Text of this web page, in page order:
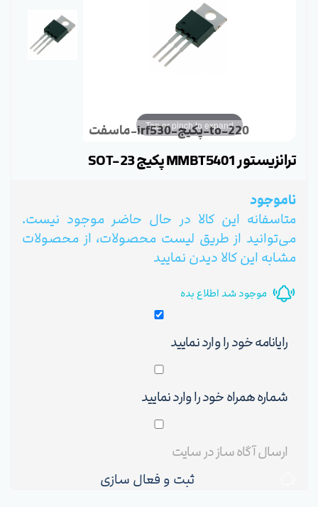
ماسفت-irf530-پکیج-to-220
Tap or pinch to expand
ترانزیستور MMBT5401 پکیج SOT-23
ناموجود
متاسفانه این کالا در حال حاضر موجود نیست.
می‌توانید از طریق لیست محصولات، از محصولات
مشابه این کالا دیدن نمایید
موجود شد اطلاع بده
ثبت و فعال سازی